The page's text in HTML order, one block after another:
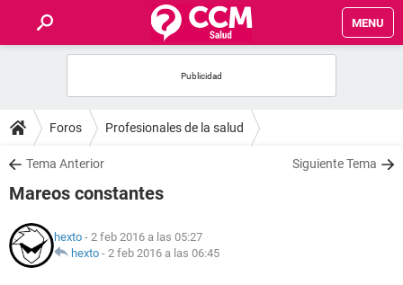
MENU
FOROS
SALUD
NUTRICIÓN
Foros Profesionales de la salud
Tema Anterior Siguiente Tema
Mareos constantes
hexto - 2 feb 2016 a las 05:27
hexto - 2 feb 2016 a las 06:45